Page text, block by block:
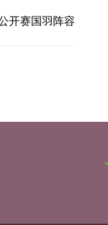
开赛国羽阵容